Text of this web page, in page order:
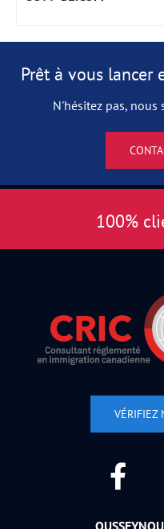
Prêt à vous lancer
N'hésitez pas, nous
100%
VÉRIFIEZ